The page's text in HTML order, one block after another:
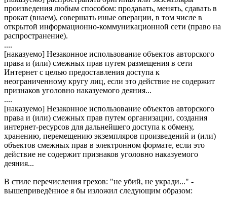
произведения любым способом: продавать, менять, сдавать в
прокат (внаем), совершать иные операции, в том числе в
открытой информационно-коммуникационной сети (право на
распространение).
....
[наказуемо] Незаконное использование объектов авторского
права и (или) смежных прав путем размещения в сети
Интернет с целью предоставления доступа к
неограниченному кругу лиц, если это действие не содержит
признаков уголовно наказуемого деяния...
....
[наказуемо] Незаконное использование объектов авторского
права и (или) смежных прав путем организации, создания
интернет-ресурсов для дальнейшего доступа к обмену,
хранению, перемещению экземпляров произведений и (или)
объектов смежных прав в электронном формате, если это
действие не содержит признаков уголовно наказуемого
деяния...
В стиле перечисления грехов: "не убий, не укради..." -
вышеприведённое я бы изложил следующим образом: